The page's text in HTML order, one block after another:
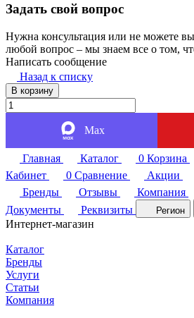
Задать свой вопрос
Нужна консультация или не можете
любой вопрос – мы знаем все о том,
Написать сообщение
Назад к списку
В корзину
Max
Главная Каталог 0 Корзина
Кабинет
0 Сравнение Акции
Бренды
Отзывы Компания
Документы
Реквизиты Регион
Интернет-магазин
Каталог
Бренды
Услуги
Статьи
Компания